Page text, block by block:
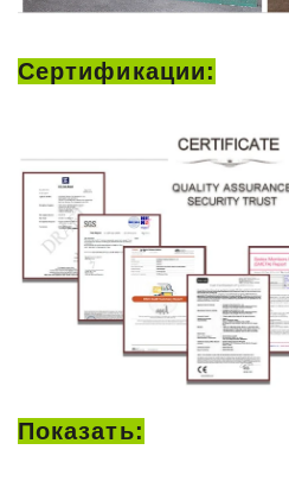
Сертификации:
Показать: